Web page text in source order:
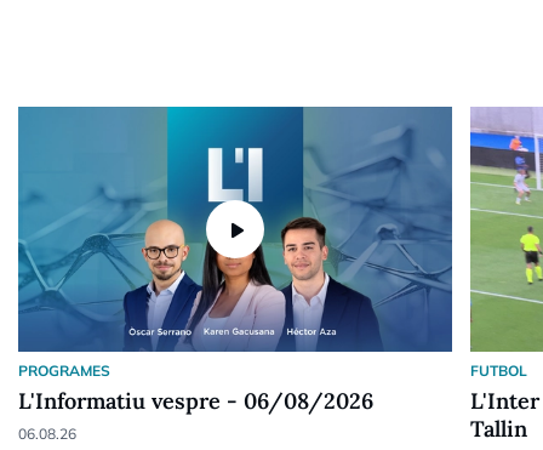
play_arrow
PROGRAMES
L'Informatiu vespre - 06/08/2026
06.08.26
FUTBOL
L'Inter
Tallin